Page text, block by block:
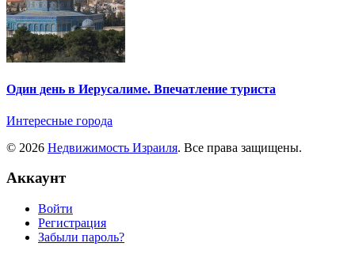
Один день в Иерусалиме. Впечатление туриста
Интересные города
© 2026 Недвижимость Израиля. Все права защищены.
Аккаунт
Войти
Регистрация
Забыли пароль?